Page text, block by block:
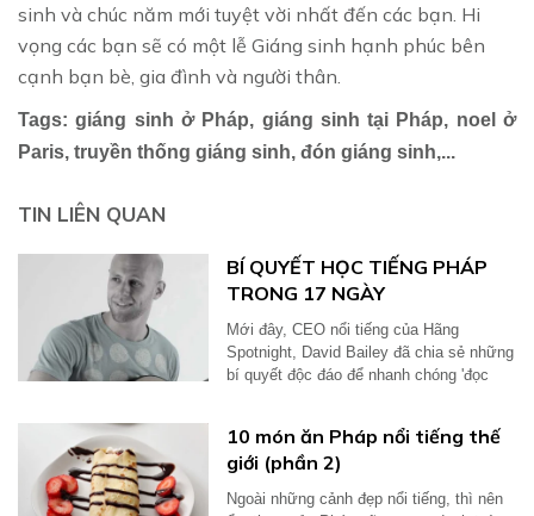
sinh và chúc năm mới tuyệt vời nhất đến các bạn. Hi
vọng các bạn sẽ có một lễ Giáng sinh hạnh phúc bên
cạnh bạn bè, gia đình và người thân.
Tags: giáng sinh ở Pháp, giáng sinh tại Pháp, noel ở
Paris, truyền thống giáng sinh, đón giáng sinh,...
TIN LIÊN QUAN
BÍ QUYẾT HỌC TIẾNG PHÁP
TRONG 17 NGÀY
Mới đây, CEO nổi tiếng của Hãng
Spotnight, David Bailey đã chia sẻ những
bí quyết độc đáo để nhanh chóng 'đọc
10 món ăn Pháp nổi tiếng thế
giới (phần 2)
Ngoài những cảnh đẹp nổi tiếng, thì nên